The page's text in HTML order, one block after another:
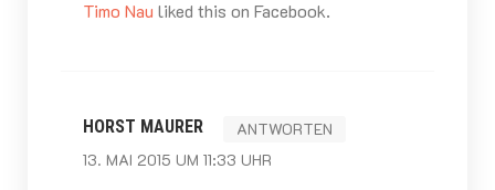
Timo Nau liked this on Facebook.
HORST MAURER
13. MAI 2015 UM 11:33 UHR
ANTWORTEN